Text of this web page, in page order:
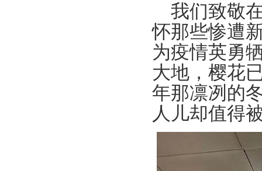
我们致敬
怀那些惨遭
为疫情英勇
大地，樱花
年那凛冽的
人儿却值得